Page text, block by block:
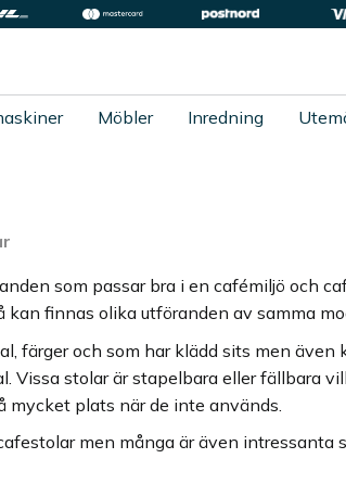
Möbler Inredning
som passar bra i en cafémiljö och
kan finnas olika utföranden av samma
färger och som har klädd sits men
Vissa stolar är stapelbara eller fällbara
mycket plats när de inte används.
men många är även intressanta